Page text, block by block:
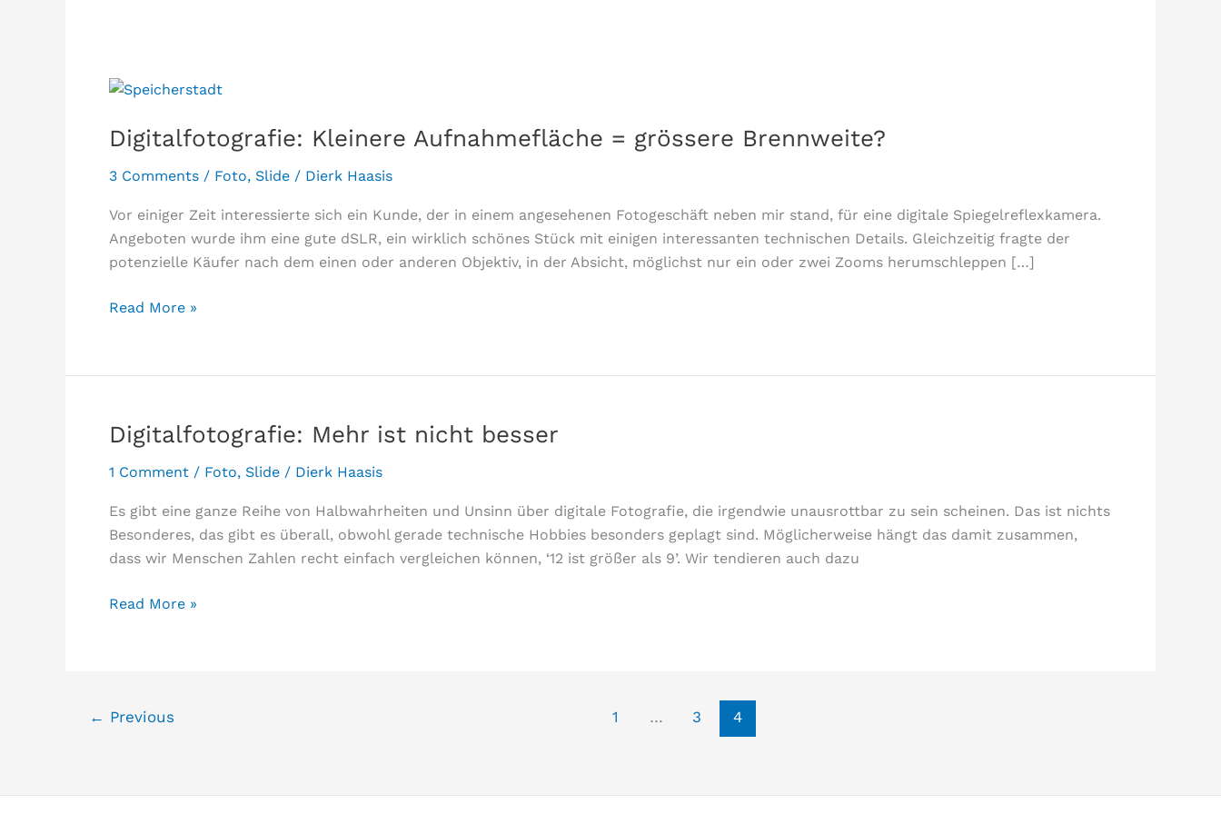
Digitalfotografie: Kleinere Aufnahmefläche = grössere Brennweite?
3 Comments / Foto, Slide / Dierk Haasis
Vor einiger Zeit interessierte sich ein Kunde, der in einem angesehenen Fotogeschäft neben mir stand, für eine digitale Spiegelreflexkamera.
Angeboten wurde ihm eine gute dSLR, ein wirklich schönes Stück mit einigen interessanten technischen Details. Gleichzeitig fragte der
potenzielle Käufer nach dem einen oder anderen Objektiv, in der Absicht, möglichst nur ein oder zwei Zooms herumschleppen […]
Digitalfotografie:
=
Brennweite?
Read More »
Digitalfotografie: Mehr ist nicht besser
1 Comment / Foto, Slide / Dierk Haasis
Es gibt eine ganze Reihe von Halbwahrheiten und Unsinn über digitale Fotografie, die irgendwie unausrottbar zu sein scheinen. Das ist nichts
Besonderes, das gibt es überall, obwohl gerade technische Hobbies besonders geplagt sind. Möglicherweise hängt das damit zusammen,
dass wir Menschen Zahlen recht einfach vergleichen können, ‘12 ist größer als 9’. Wir tendieren auch dazu
Digitalfotografie:
Read More »
← Previous 1 … 3 4